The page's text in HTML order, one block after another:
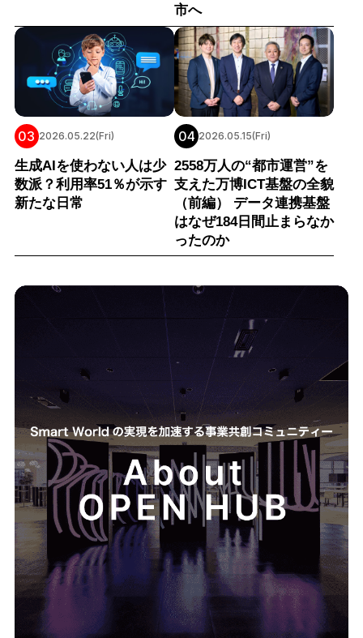
市へ
03 2026.05.22(Fri)
生成AIを使わない人は少
数派？利用率51％が示す
新たな日常
04 2026.05.15(Fri)
2558万人の“都市運営”を
支えた万博ICT基盤の全貌
（前編） データ連携基盤
はなぜ184日間止まらなか
ったのか